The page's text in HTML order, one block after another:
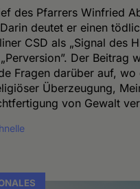
des Pfarrers Winfried
deutet er einen
CSD als „Signal des
Der Beitrag
Fragen darüber auf, wo
Überzeugung,
von Gewalt